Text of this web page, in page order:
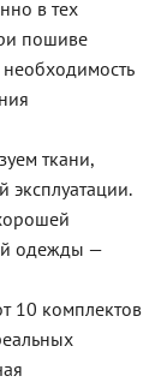
в тех
пошиве
ткани,
эксплуатации.
одежды —
10 комплектов